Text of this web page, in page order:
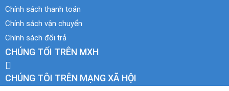
Chính sách thanh toán
Chính sách vận chuyển
Chính sách đổi trả
CHÚNG TỐI TRÊN MXH
CHÚNG TÔI TRÊN MẠNG XÃ HỘI